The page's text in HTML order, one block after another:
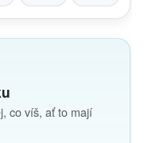
co víš, ať to mají